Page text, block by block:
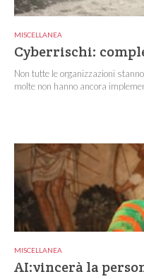
MISCELLANEA
Cyberrischi:
Non tutte le organizzazioni
molte non hanno ancora
MISCELLANEA
AI:vincerà la